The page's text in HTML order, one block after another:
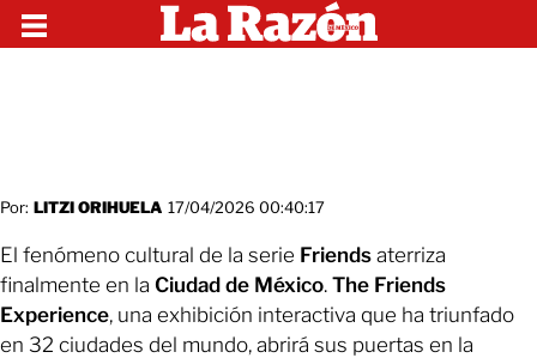
Por: LITZI ORIHUELA 17/04/2026 00:40:17
El fenómeno cultural de la serie Friends aterriza
finalmente en la Ciudad de México. The Friends
Experience, una exhibición interactiva que ha triunfado
en 32 ciudades del mundo, abrirá sus puertas en la